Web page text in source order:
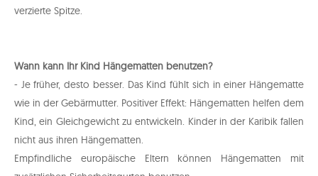
verzierte Spitze.
Wann kann Ihr Kind Hängematten benutzen?
- Je früher, desto besser. Das Kind fühlt sich in einer Hängematte
wie in der Gebärmutter. Positiver Effekt: Hängematten helfen dem
Kind, ein Gleichgewicht zu entwickeln. Kinder in der Karibik fallen
nicht aus ihren Hängematten.
Empfindliche europäische Eltern können Hängematten mit